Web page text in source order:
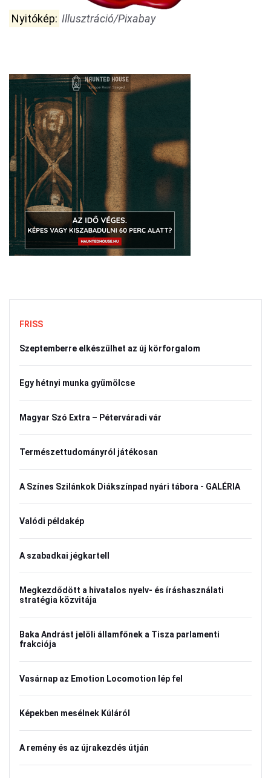
Nyitókép: Illusztráció/Pixabay
FRISS
Szeptemberre elkészülhet az új körforgalom
Egy hétnyi munka gyümölcse
Magyar Szó Extra – Péterváradi vár
Természettudományról játékosan
A Színes Szilánkok Diákszínpad nyári tábora - GALÉRIA
Valódi példakép
A szabadkai jégkartell
Megkezdődött a hivatalos nyelv- és íráshasználati
stratégia közvitája
Baka Andrást jelöli államfőnek a Tisza parlamenti
frakciója
Vasárnap az Emotion Locomotion lép fel
Képekben mesélnek Kúláról
A remény és az újrakezdés útján